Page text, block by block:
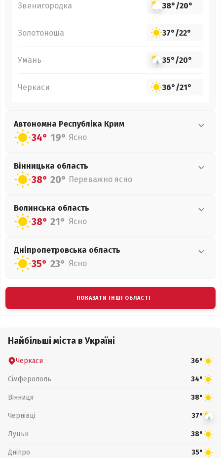
Звенигородка 38°/20°
Золотоноша 37°/22°
Умань 35°/20°
Черкаси 36°/21°
Автономна Республіка Крим
34° 19° Ясно
Вінницька область
38° 20° Переважно ясно
Волинська область
38° 21° Ясно
Дніпропетровська область
35° 23° Ясно
ПОКАЗАТИ ІНШІ ОБЛАСТІ
Найбільші міста в Україні
Черкаси 36°
Сімферополь 34°
Вінниця 38°
Чернівці 37°
Луцьк 38°
Дніпро 35°